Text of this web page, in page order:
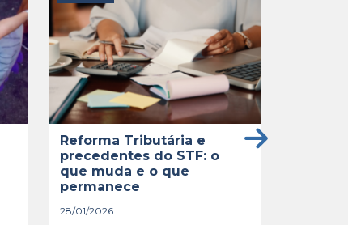
Reforma Tributária e
precedentes do STF: o
que muda e o que
permanece
28/01/2026